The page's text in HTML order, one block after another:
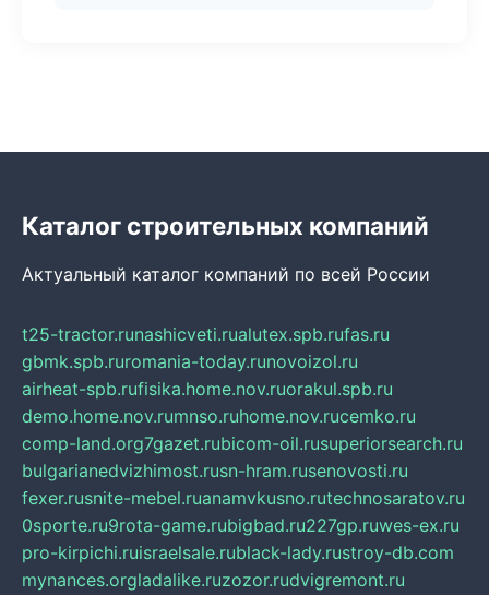
Каталог строительных компаний
Актуальный каталог компаний по всей России
t25-tractor.runashicveti.rualutex.spb.rufas.ru
gbmk.spb.ruromania-today.runovoizol.ru
airheat-spb.rufisika.home.nov.ruorakul.spb.ru
demo.home.nov.rumnso.ruhome.nov.rucemko.ru
comp-land.org7gazet.rubicom-oil.rusuperiorsearch.ru
bulgarianedvizhimost.rusn-hram.rusenovosti.ru
fexer.rusnite-mebel.ruanamvkusno.rutechnosaratov.ru
0sporte.ru9rota-game.rubigbad.ru227gp.ruwes-ex.ru
pro-kirpichi.ruisraelsale.rublack-lady.rustroy-db.com
mynances.orgladalike.ruzozor.rudvigremont.ru